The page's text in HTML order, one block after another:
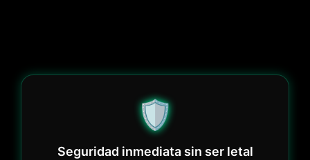
🛡️
Seguridad inmediata sin ser letal